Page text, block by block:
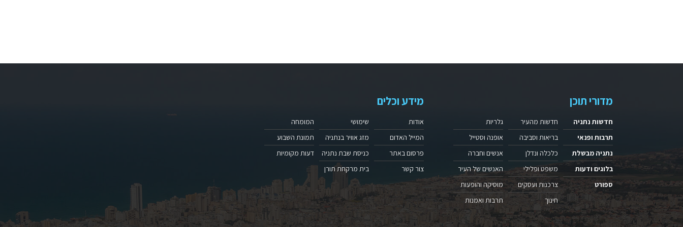
מדורי תוכן
חדשות נתניה
תרבות ופנאי
נתניה מבשלת
בלוגים ודעות
ספורט
חדשות מהעיר
בריאות וסביבה
כלכלה ונדלן
משפט ופלילי
צרכנות ועסקים
חינוך
גלריות
אופנה וסטייל
אנשים וחברה
האנשים של העיר
מוסיקה והופעות
תרבות ואמנות
מידע וכלים
אודות
המייל האדום
פרסום באתר
צור קשר
שימושי
מזג אוויר בנתניה
כניסת שבת נתניה
בית מרקחת תורן
המומחה
תמונת השבוע
דעות מקומיות